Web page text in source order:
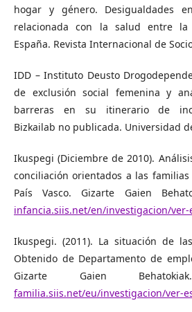
hogar y género. Desigualdades
relacionada con la salud entre
España. Revista Internacional de
IDD – Instituto Deusto
de exclusión social femenina y
barreras en su itinerario de
Bizkailab no publicada. Universidad
Ikuspegi (Diciembre de 2010).
conciliación orientados a las
País Vasco. Gizarte Gaien
infancia.siis.net/en/investigacion/
Ikuspegi. (2011). La situación de
Obtenido de Departamento de
Gizarte Gaien
familia.siis.net/eu/investigacion/ver-